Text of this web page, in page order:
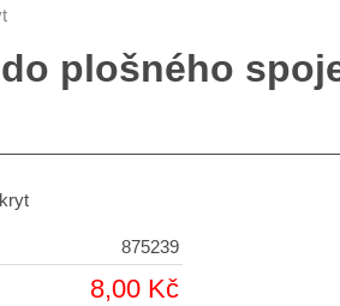
plošného
875239
8,00 Kč